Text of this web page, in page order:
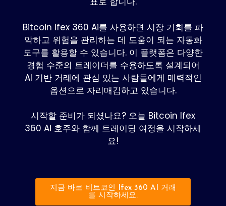
Bitcoin Ifex 360 Ai를 사용하면 시장 기회를 파
악하고 위험을 관리하는 데 도움이 되는 자동화
도구를 활용할 수 있습니다. 이 플랫폼은 다양한
경험 수준의 트레이더를 수용하도록 설계되어
AI 기반 거래에 관심 있는 사람들에게 매력적인
옵션으로 자리매김하고 있습니다.
시작할 준비가 되셨나요? 오늘 Bitcoin Ifex
360 Ai 호주와 함께 트레이딩 여정을 시작하세
요!
지금 바로 비트코인 ​​Ifex 360 AI 거래
를 시작하세요.